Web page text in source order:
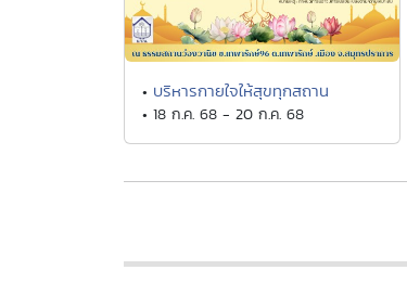
• บริหารกายใจให้สุขทุกสถาน
• 18 ก.ค. 68 - 20 ก.ค. 68